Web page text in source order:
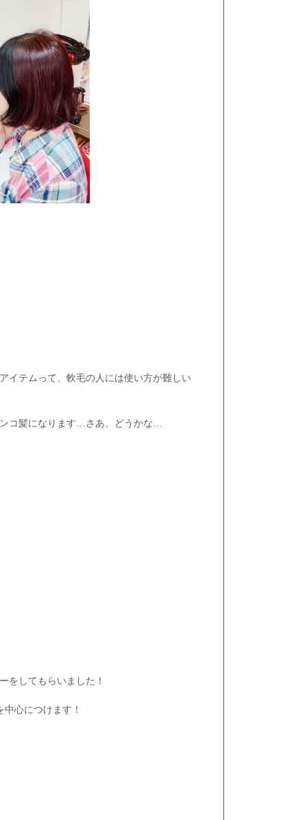
イテムって、軟毛の人には使い方が難しい
コ髪になります…さあ、どうかな…
をしてもらいました！
心につけます！